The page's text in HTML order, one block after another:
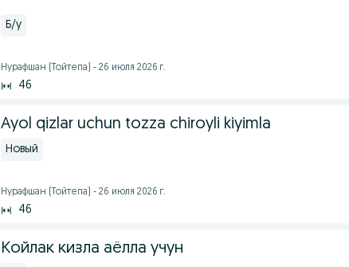
Б/у
Нурафшан (Тойтепа) - 26 июля 2026 г.
46
Ayol qizlar uchun tozza chiroyli kiyimla
Новый
Нурафшан (Тойтепа) - 26 июля 2026 г.
46
Койлак кизла аёлла учун